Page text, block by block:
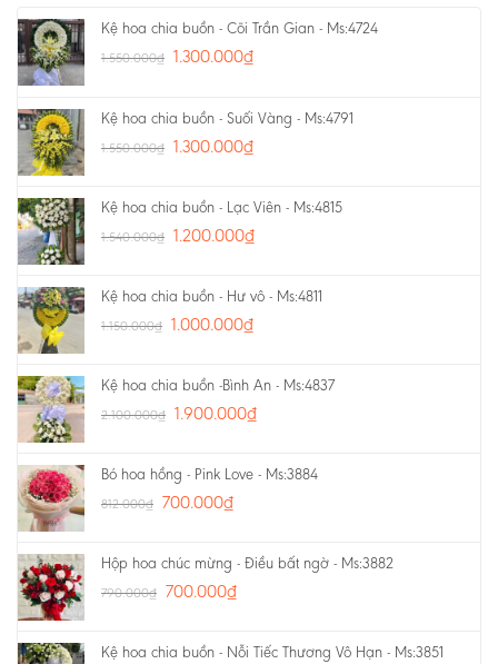
Kệ hoa chia buồn - Cõi Trần Gian - Ms:4724
1.550.000₫ 1.300.000₫
Kệ hoa chia buồn - Suối Vàng - Ms:4791
1.550.000₫ 1.300.000₫
Kệ hoa chia buồn - Lạc Viên - Ms:4815
1.540.000₫ 1.200.000₫
Kệ hoa chia buồn - Hư vô - Ms:4811
1.150.000₫ 1.000.000₫
Kệ hoa chia buồn -Bình An - Ms:4837
2.100.000₫ 1.900.000₫
Bó hoa hồng - Pink Love - Ms:3884
812.000₫ 700.000₫
Hộp hoa chúc mừng - Điều bất ngờ - Ms:3882
790.000₫ 700.000₫
Kệ hoa chia buồn - Nỗi Tiếc Thương Vô Hạn - Ms:3851